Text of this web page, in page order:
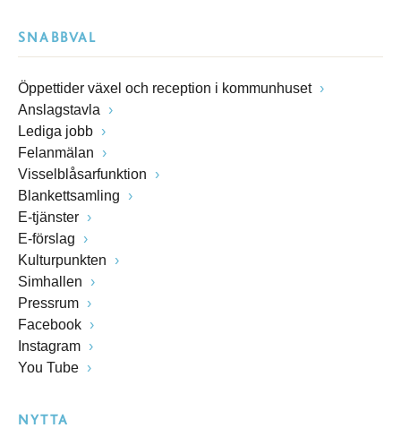
SNABBVAL
Öppettider växel och reception i kommunhuset
Anslagstavla
Lediga jobb
Felanmälan
Visselblåsarfunktion
Blankettsamling
E-tjänster
E-förslag
Kulturpunkten
Simhallen
Pressrum
Facebook
Instagram
You Tube
NYTTA